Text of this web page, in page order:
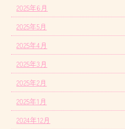
2025年6月
2025年5月
2025年4月
2025年3月
2025年2月
2025年1月
2024年12月